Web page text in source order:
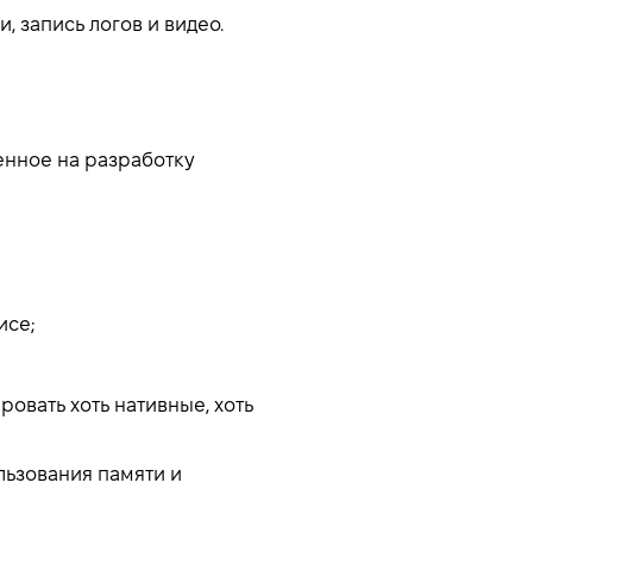
запись логов и видео.
на разработку
хоть нативные, хоть
памяти и